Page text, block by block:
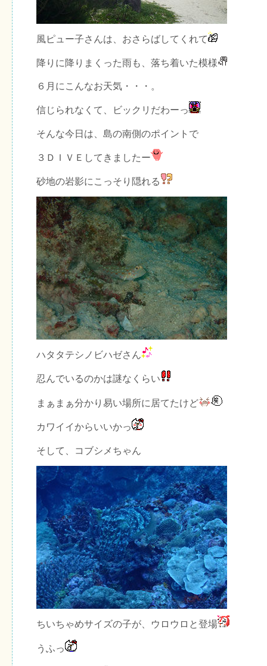
風ピュー子さんは、おさらばしてくれて
降りに降りまくった雨も、落ち着いた模様
６月にこんなお天気・・・。
信じられなくて、ビックリだわーっ
そんな今日は、島の南側のポイントで
３ＤＩＶＥしてきましたー
砂地の岩影にこっそり隠れる
ハタタテシノビハゼさん
忍んでいるのかは謎なくらい
まぁまぁ分かり易い場所に居てたけど
カワイイからいいかっ
そして、コブシメちゃん
ちいちゃめサイズの子が、ウロウロと登場
うふっ